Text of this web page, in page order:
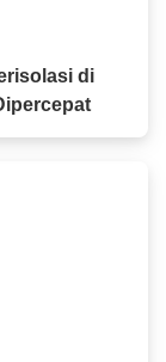
di